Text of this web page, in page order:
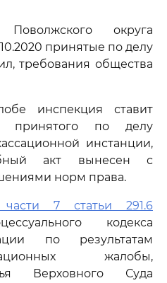
округа
принятые по делу
требования общества
инспекция ставит
принятого по делу
инстанции,
акт вынесен с
норм права.
7 статьи 291.6
кодекса
по результатам
жалобы,
Верховного Суда